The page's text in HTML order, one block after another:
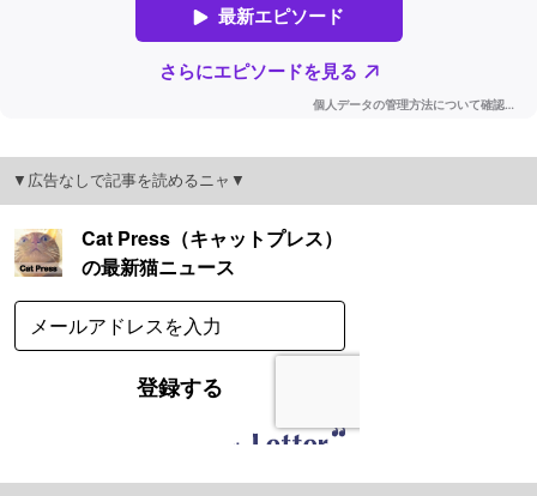
▼広告なしで記事を読めるニャ▼